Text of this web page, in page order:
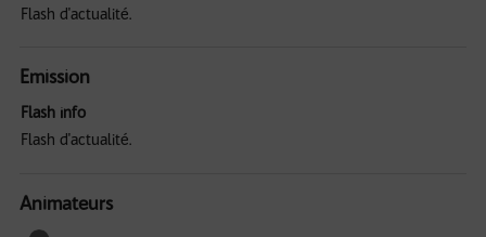
Flash d'actualité.
Emission
Flash info
Flash d'actualité.
Animateurs